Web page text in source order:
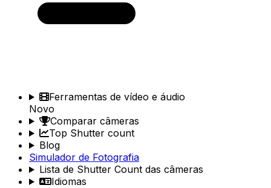
Ferramentas de vídeo e áudio
Novo
Comparar câmeras
Top Shutter count
Blog
Simulador de Fotografia
Lista de Shutter Count das câmeras
Idiomas